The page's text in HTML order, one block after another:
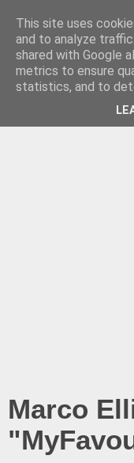
Marco
This site uses
and to analyze
shared with Google
metrics to ensure
statistics, and to